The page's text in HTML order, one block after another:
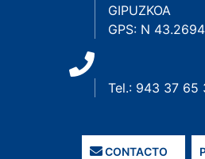
GIPUZKOA
GPS: N
Tel.: 943 37 65
CONTACTO